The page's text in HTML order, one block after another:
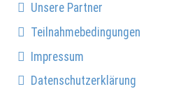
Unsere Partner
Teilnahmebedingungen
Impressum
Datenschutzerklärung